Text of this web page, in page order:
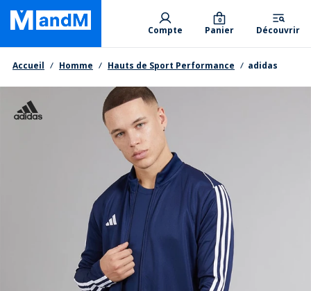
Skip
main
content
Primary departments
Compte Panier
0
Découvrir
Fil d'Ariane
Accueil Homme Hauts de Sport Performance adidas